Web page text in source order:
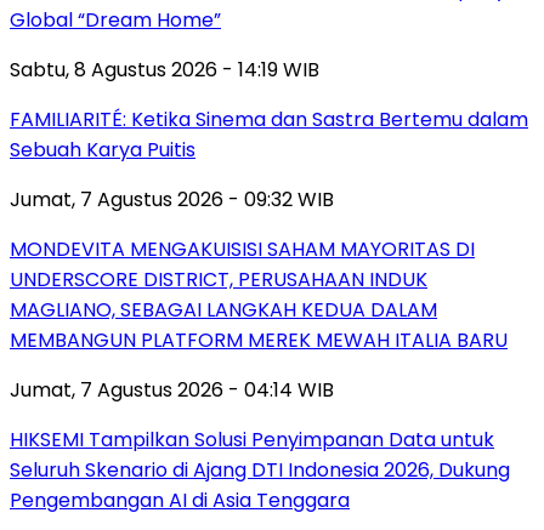
Global “Dream Home”
Sabtu, 8 Agustus 2026 - 14:19 WIB
FAMILIARITÉ: Ketika Sinema dan Sastra Bertemu dalam
Sebuah Karya Puitis
Jumat, 7 Agustus 2026 - 09:32 WIB
MONDEVITA MENGAKUISISI SAHAM MAYORITAS DI
UNDERSCORE DISTRICT, PERUSAHAAN INDUK
MAGLIANO, SEBAGAI LANGKAH KEDUA DALAM
MEMBANGUN PLATFORM MEREK MEWAH ITALIA BARU
Jumat, 7 Agustus 2026 - 04:14 WIB
HIKSEMI Tampilkan Solusi Penyimpanan Data untuk
Seluruh Skenario di Ajang DTI Indonesia 2026, Dukung
Pengembangan AI di Asia Tenggara